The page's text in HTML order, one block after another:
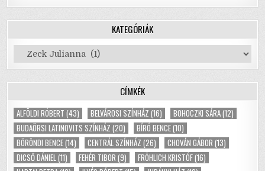
KATEGÓRIÁK
Kategóriák
CÍMKÉK
ALFÖLDI RÓBERT (43) BELVÁROSI SZÍNHÁZ (16) BOHOCZKI SÁRA(12)
BUDAÖRSI LATINOVITS SZÍNHÁZ (20) BÍRÓ BENCE(10)
BÖRÖNDI BENCE(14) CENTRÁL SZÍNHÁZ (26) CHOVÁN GÁBOR (13)
DICSŐ DÁNIEL(11) FEHÉR TIBOR (9) FRÖHLICH KRISTÓF(16)